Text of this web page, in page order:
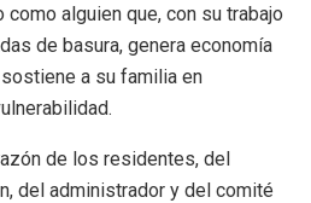
como alguien que, con su trabajo
de basura, genera economía
a su familia en
de los residentes, del
del administrador y del comité